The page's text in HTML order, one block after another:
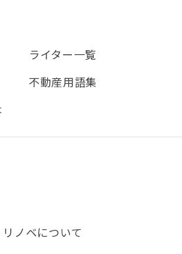
#渋谷
#ふるさと納税
ンディング #JR京浜東北線
#東急東横線
ライター一覧
不動産用語集
ノベについて